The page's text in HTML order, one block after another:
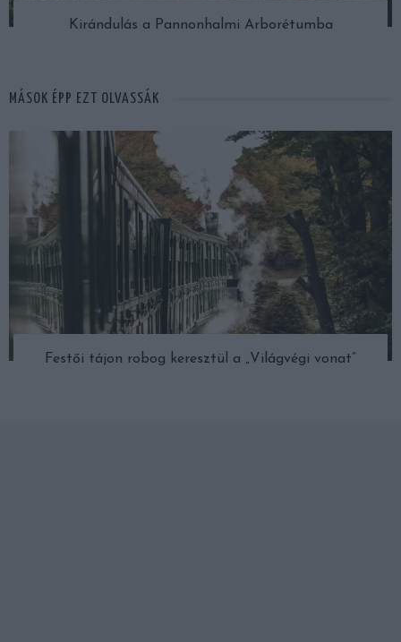
Kirándulás a Pannonhalmi Arborétumba
MÁSOK ÉPP EZT OLVASSÁK
Festői tájon robog keresztül a „Világvégi vonat”